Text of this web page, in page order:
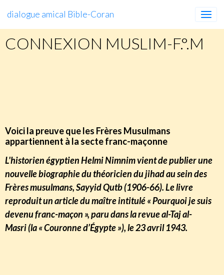
dialogue amical Bible-Coran
CONNEXION MUSLIM-F.°.M
Voici la preuve que les Frères Musulmans
appartiennent à la secte franc-maçonne
L'historien égyptien Helmi Nimnim vient de publier une
nouvelle biographie du théoricien du jihad au sein des
Frères musulmans, Sayyid Qutb(1906-66). Le livre
reproduit un article du maître intitulé « Pourquoi je suis
devenu franc-maçon », paru dans la revue al-Taj al-
Masri (la « Couronne d’Égypte »), le 23 avril 1943.